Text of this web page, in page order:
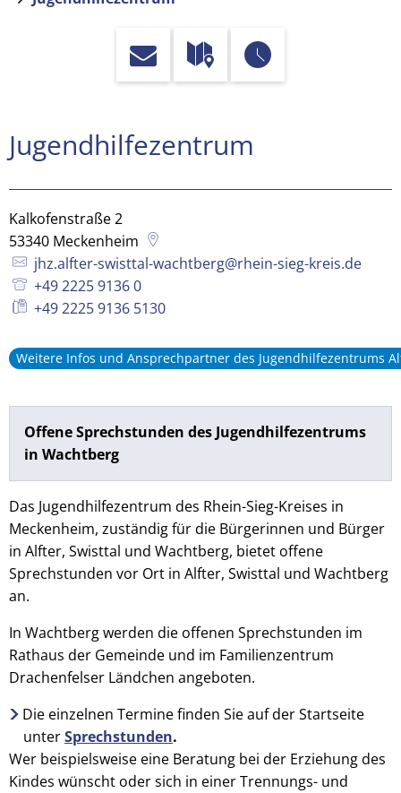
Jugendhilfezentrum
Jugendhilfezentrum
Kalkofenstraße 2
53340 Meckenheim
jhz.alfter-swisttal-wachtberg@rhein-sieg-kreis.de
+49 2225 9136 0
+49 2225 9136 5130
Weitere Infos und Ansprechpartner des Jugendhilfezentrums
Offene Sprechstunden des Jugendhilfezentrums
in Wachtberg
Das Jugendhilfezentrum des Rhein-Sieg-Kreises in
Meckenheim, zuständig für die Bürgerinnen und Bürger
in Alfter, Swisttal und Wachtberg, bietet offene
Sprechstunden vor Ort in Alfter, Swisttal und Wachtberg
an.
In Wachtberg werden die offenen Sprechstunden im
Rathaus der Gemeinde und im Familienzentrum
Drachenfelser Ländchen angeboten.
Die einzelnen Termine finden Sie auf der Startseite
unterSprechstunden.
Wer beispielsweise eine Beratung bei der Erziehung des
Kindes wünscht oder sich in einer Trennungs- und